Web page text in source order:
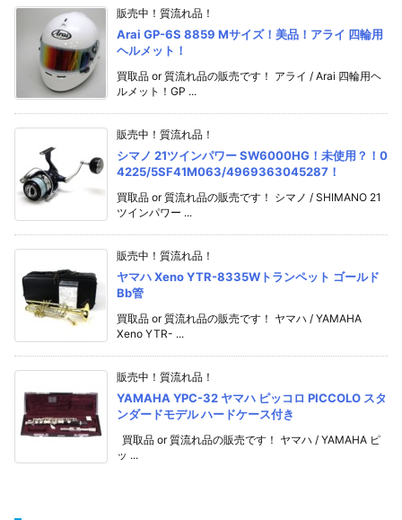
販売中！質流れ品！
Arai GP-6S 8859 Mサイズ！美品！アライ 四輪用
ヘルメット！
買取品 or 質流れ品の販売です！ アライ / Arai 四輪用ヘ
ルメット！GP ...
販売中！質流れ品！
シマノ 21ツインパワー SW6000HG！未使用？！0
4225/5SF41M063/4969363045287！
買取品 or 質流れ品の販売です！ シマノ / SHIMANO 21
ツインパワー ...
販売中！質流れ品！
ヤマハ Xeno YTR-8335Wトランペット ゴールド
Bb管
買取品 or 質流れ品の販売です！ ヤマハ / YAMAHA
Xeno YTR- ...
販売中！質流れ品！
YAMAHA YPC-32 ヤマハ ピッコロ PICCOLO スタ
ンダードモデル ハードケース付き
買取品 or 質流れ品の販売です！ ヤマハ / YAMAHA ピ
ッ ...